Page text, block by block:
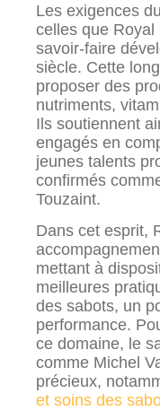
Les exigences
celles que
savoir-faire
siècle. Cette
proposer des
nutriments,
Ils soutiennent
engagés en
jeunes talents
confirmés
Touzaint.
Dans cet esprit,
mettant à
meilleures
des sabots, un
performance.
ce domaine, le
comme Michel
précieux,
et soins des